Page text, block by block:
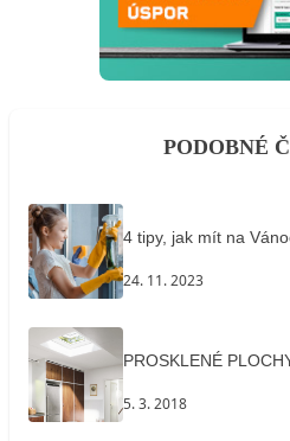
PODOBNÉ
4 tipy, jak mít na
24. 11. 2023
PROSKLENÉ
5. 3. 2018